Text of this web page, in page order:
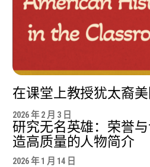
在课堂上教授犹太裔
2026 年 2 月 3 日
研究无名英雄：荣誉
造高质量的人物简介
2026 年 1 月 14 日